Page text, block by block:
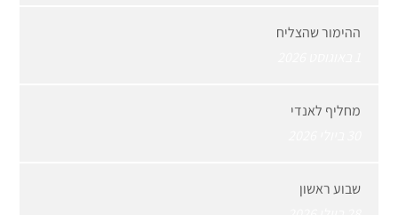
ההימור שהצליח
מחליף לאנדי
שבוע ראשון